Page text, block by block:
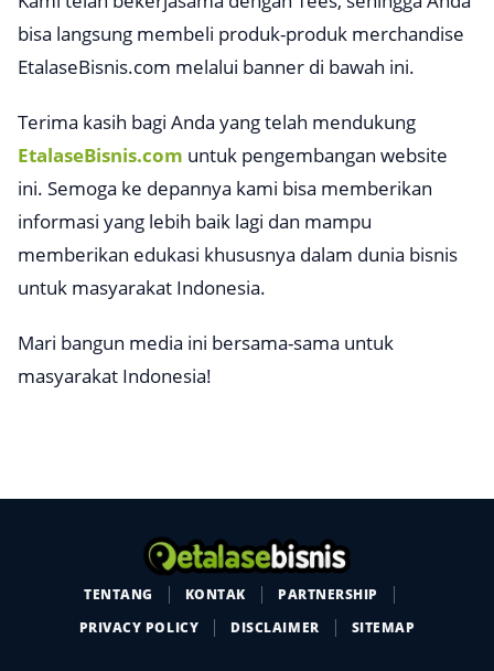
bisa langsung membeli produk-produk merchandise
EtalaseBisnis.com melalui banner di bawah ini.
Terima kasih bagi Anda yang telah mendukung
EtalaseBisnis.com untuk pengembangan website
ini. Semoga ke depannya kami bisa memberikan
informasi yang lebih baik lagi dan mampu
memberikan edukasi khususnya dalam dunia bisnis
untuk masyarakat Indonesia.
Mari bangun media ini bersama-sama untuk
masyarakat Indonesia!
TENTANG KONTAK
PARTNERSHIP
PRIVACY POLICY
DISCLAIMER SITEMAP